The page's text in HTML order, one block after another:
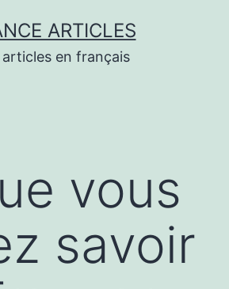
ARTICLES
articles en français
vous
savoir